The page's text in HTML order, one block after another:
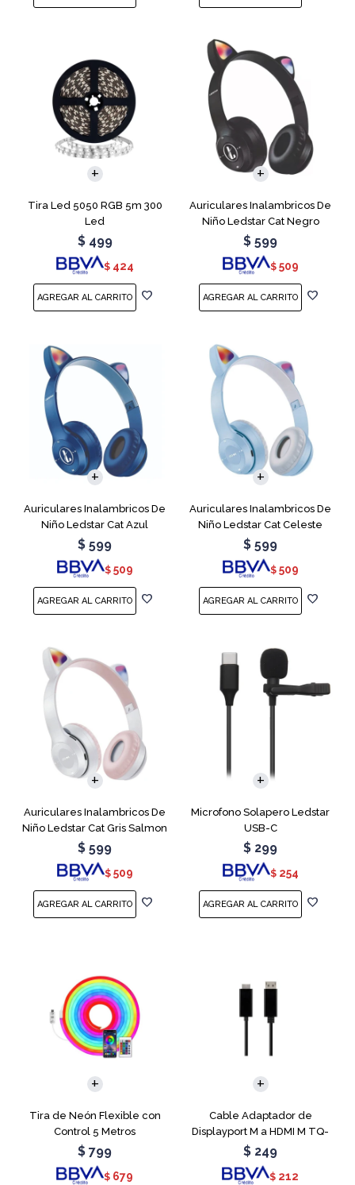
Tira Led 5050 RGB 5m 300
Led
$ 499
$ 424
Auriculares Inalambricos De
Niño Ledstar Cat Negro
$ 599
$ 509
Auriculares Inalambricos De
Niño Ledstar Cat Azul
$ 599
$ 509
Auriculares Inalambricos De
Niño Ledstar Cat Celeste
$ 599
$ 509
Auriculares Inalambricos De
Niño Ledstar Cat Gris Salmon
$ 599
$ 509
Microfono Solapero Ledstar
USB-C
$ 299
$ 254
Tira de Neón Flexible con
Control 5 Metros
$ 799
$ 679
Cable Adaptador de
Displayport M a HDMI M TQ-
6307
$ 249
$ 212